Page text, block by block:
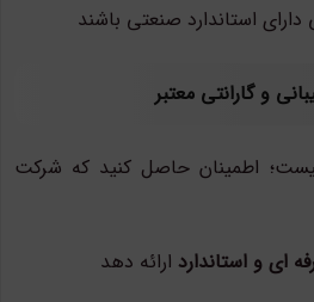
استاندارد صنعتی باشند
اطمینان حاصل کنید که شرکت
ای و استاندارد ارائه دهد